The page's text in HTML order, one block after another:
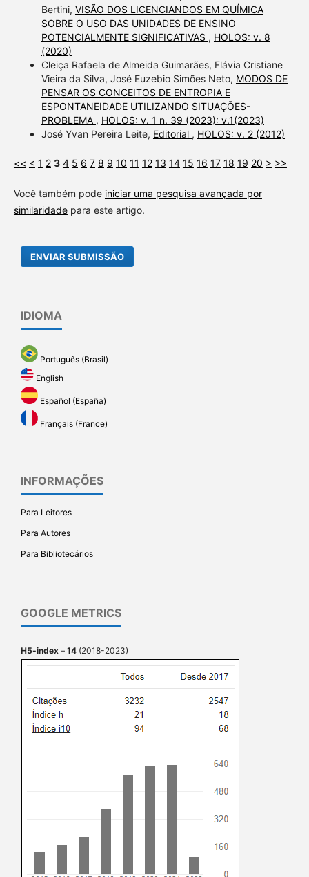
Bertini, VISÃO DOS LICENCIANDOS EM QUÍMICA
SOBRE O USO DAS UNIDADES DE ENSINO
POTENCIALMENTE SIGNIFICATIVAS , HOLOS: v. 8
(2020)
Cleiça Rafaela de Almeida Guimarães, Flávia Cristiane
Vieira da Silva, José Euzebio Simões Neto, MODOS DE
PENSAR OS CONCEITOS DE ENTROPIA E
ESPONTANEIDADE UTILIZANDO SITUAÇÕES-
PROBLEMA , HOLOS: v. 1 n. 39 (2023): v.1(2023)
José Yvan Pereira Leite, Editorial , HOLOS: v. 2 (2012)
<< < 1 2 3 4 5 6 7 8 9 10 11 12 13 14 15 16 17 18 19 20 > >>
Você também pode iniciar uma pesquisa avançada por
similaridadepara este artigo.
ENVIAR SUBMISSÃO
IDIOMA
Português (Brasil)
English
Español (España)
Français (France)
INFORMAÇÕES
Para Leitores
Para Autores
Para Bibliotecários
GOOGLE METRICS
H5-index – 14 (2018-2023)